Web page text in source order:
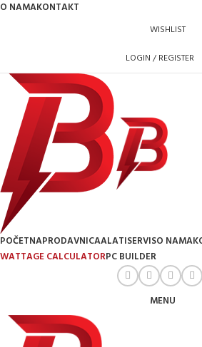
O NAMAKONTAKT
WISHLIST
LOGIN / REGISTER
POČETNAPRODAVNICAALATISERVISO NAMA
WATTAGE CALCULATORPC BUILDER
MENU